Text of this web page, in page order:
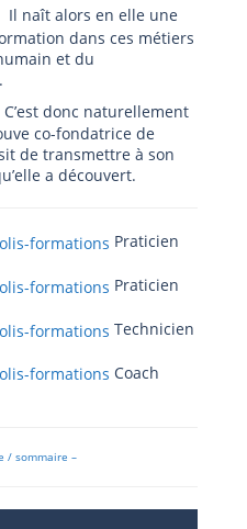
Il naît alors en elle une
dans ces métiers
et du
C’est donc naturellement
co-fondatrice de
de transmettre à son
a découvert.
Praticien
Praticien
Technicien
Coach
/ sommaire –